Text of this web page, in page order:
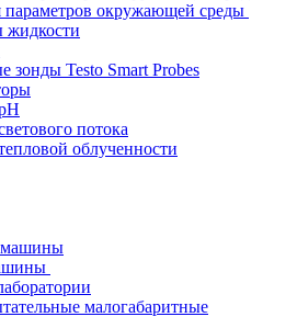
окружающей среды
жидкости
зонды Testo Smart Probes
потока
облученности
малогабаритные